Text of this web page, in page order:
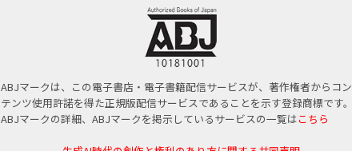
ABJマークは、この電子書店・電子書籍配信サービスが、著作権者からコン
テンツ使用許諾を得た正規版配信サービスであることを示す登録商標です。
ABJマークの詳細、ABJマークを掲示しているサービスの一覧はこちら